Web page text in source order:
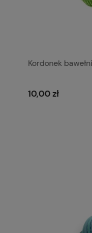
Kordonek
10,00 zł